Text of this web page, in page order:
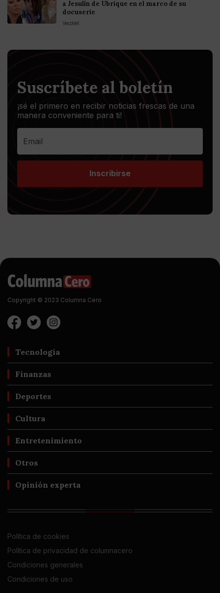
a Jesulín de Ubrique en el marco de su
docuserie
VecoVet
Suscríbete al boletín
¡sé el primero en recibir noticias frescas de una
manera conveniente para ti!
Inscribirse
Copyright © 2023 Columna Cero
Tecnología
Finanzas
Deportes
Cultura
Entretenimiento
Otros
Opinión experta
Política de cookies
Política de privacidad de columnacero
Condiciones generales
Condiciones de uso